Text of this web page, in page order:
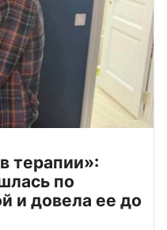
терапии»:
по
и довела ее до